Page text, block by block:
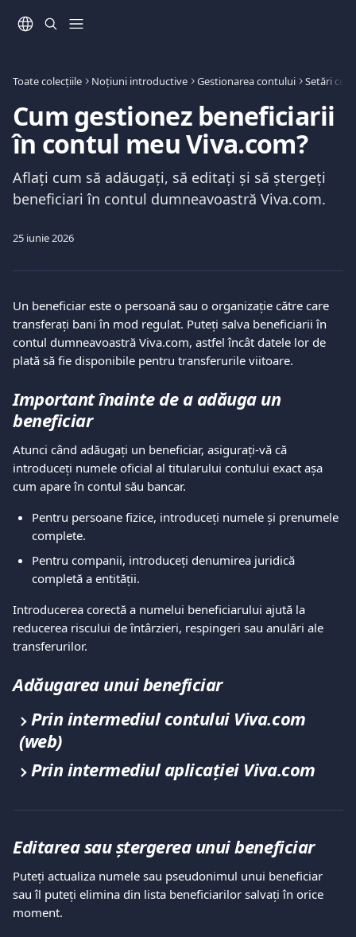
Toate colecțiile Noțiuni introductive Gestionarea contului Setări cont
Cum gestionez beneficiarii
în contul meu Viva.com?
Aflați cum să adăugați, să editați și să ștergeți
beneficiari în contul dumneavoastră Viva.com.
25 iunie 2026
Un beneficiar este o persoană sau o organizație către care
transferați bani în mod regulat. Puteți salva beneficiarii în
contul dumneavoastră Viva.com, astfel încât datele lor de
plată să fie disponibile pentru transferurile viitoare.
Important înainte de a adăuga un
beneficiar
Atunci când adăugați un beneficiar, asigurați-vă că
introduceți numele oficial al titularului contului exact așa
cum apare în contul său bancar.
Pentru persoane fizice, introduceți numele și prenumele
complete.
Pentru companii, introduceți denumirea juridică
completă a entității.
Introducerea corectă a numelui beneficiarului ajută la
reducerea riscului de întârzieri, respingeri sau anulări ale
transferurilor.
Adăugarea unui beneficiar
Prin intermediul contului Viva.com
(web)
Prin intermediul aplicației Viva.com
Editarea sau ștergerea unui beneficiar
Puteți actualiza numele sau pseudonimul unui beneficiar
sau îl puteți elimina din lista beneficiarilor salvați în orice
moment.